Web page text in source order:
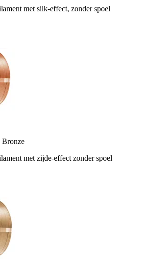
met silk-effect, zonder spoel
met zijde-effect zonder spoel